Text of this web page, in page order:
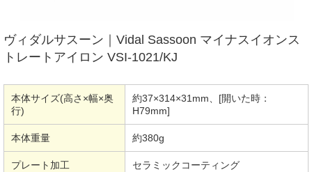
ヴィダルサスーン｜Vidal Sassoon マイナスイオンス
トレートアイロン VSI-1021/KJ
本体サイズ(高さ×幅×奥
行)
約37×314×31mm、[開いた時：
H79mm]
本体重量 約380g
プレート加工 セラミックコーティング